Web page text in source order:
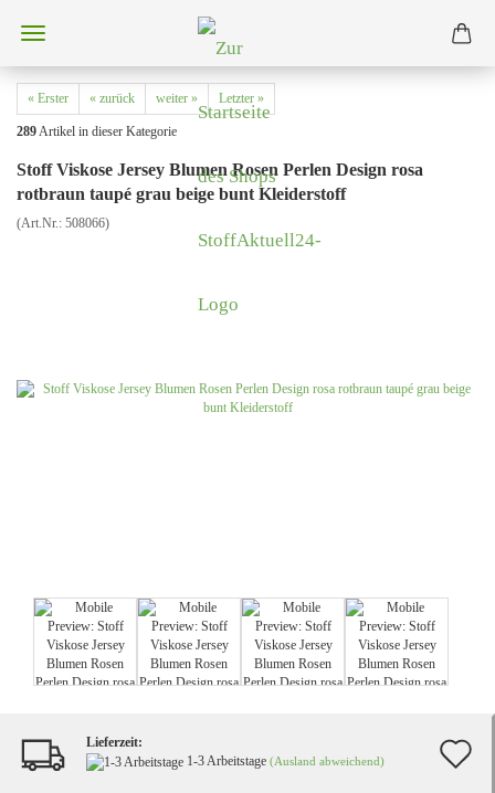
« Erster « zurück weiter » Letzter »
289Artikel in dieser Kategorie
Stoff Viskose Jersey Blumen Rosen Perlen Design rosa
rotbraun taupé grau beige bunt Kleiderstoff
(Art.Nr.: 508066)
Lieferzeit:
1-3 Arbeitstage (Ausland abweichend)